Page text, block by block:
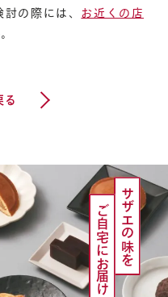
概要
の際には、 お近くの店
る
サザエの味を
ご自宅にお届け